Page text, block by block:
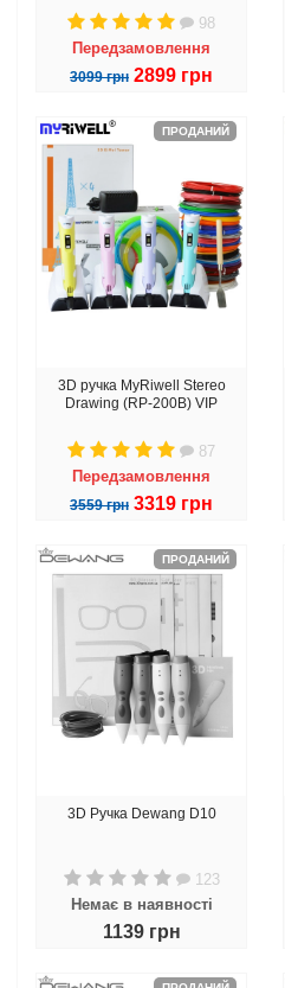
98
Передзамовлення
3099 грн 2899 грн
ПРОДАНИЙ
3D ручка MyRiwell Stereo
Drawing (RP-200B) VIP
87
Передзамовлення
3559 грн 3319 грн
ПРОДАНИЙ
3D Ручка Dewang D10
123
Немає в наявності
1139 грн